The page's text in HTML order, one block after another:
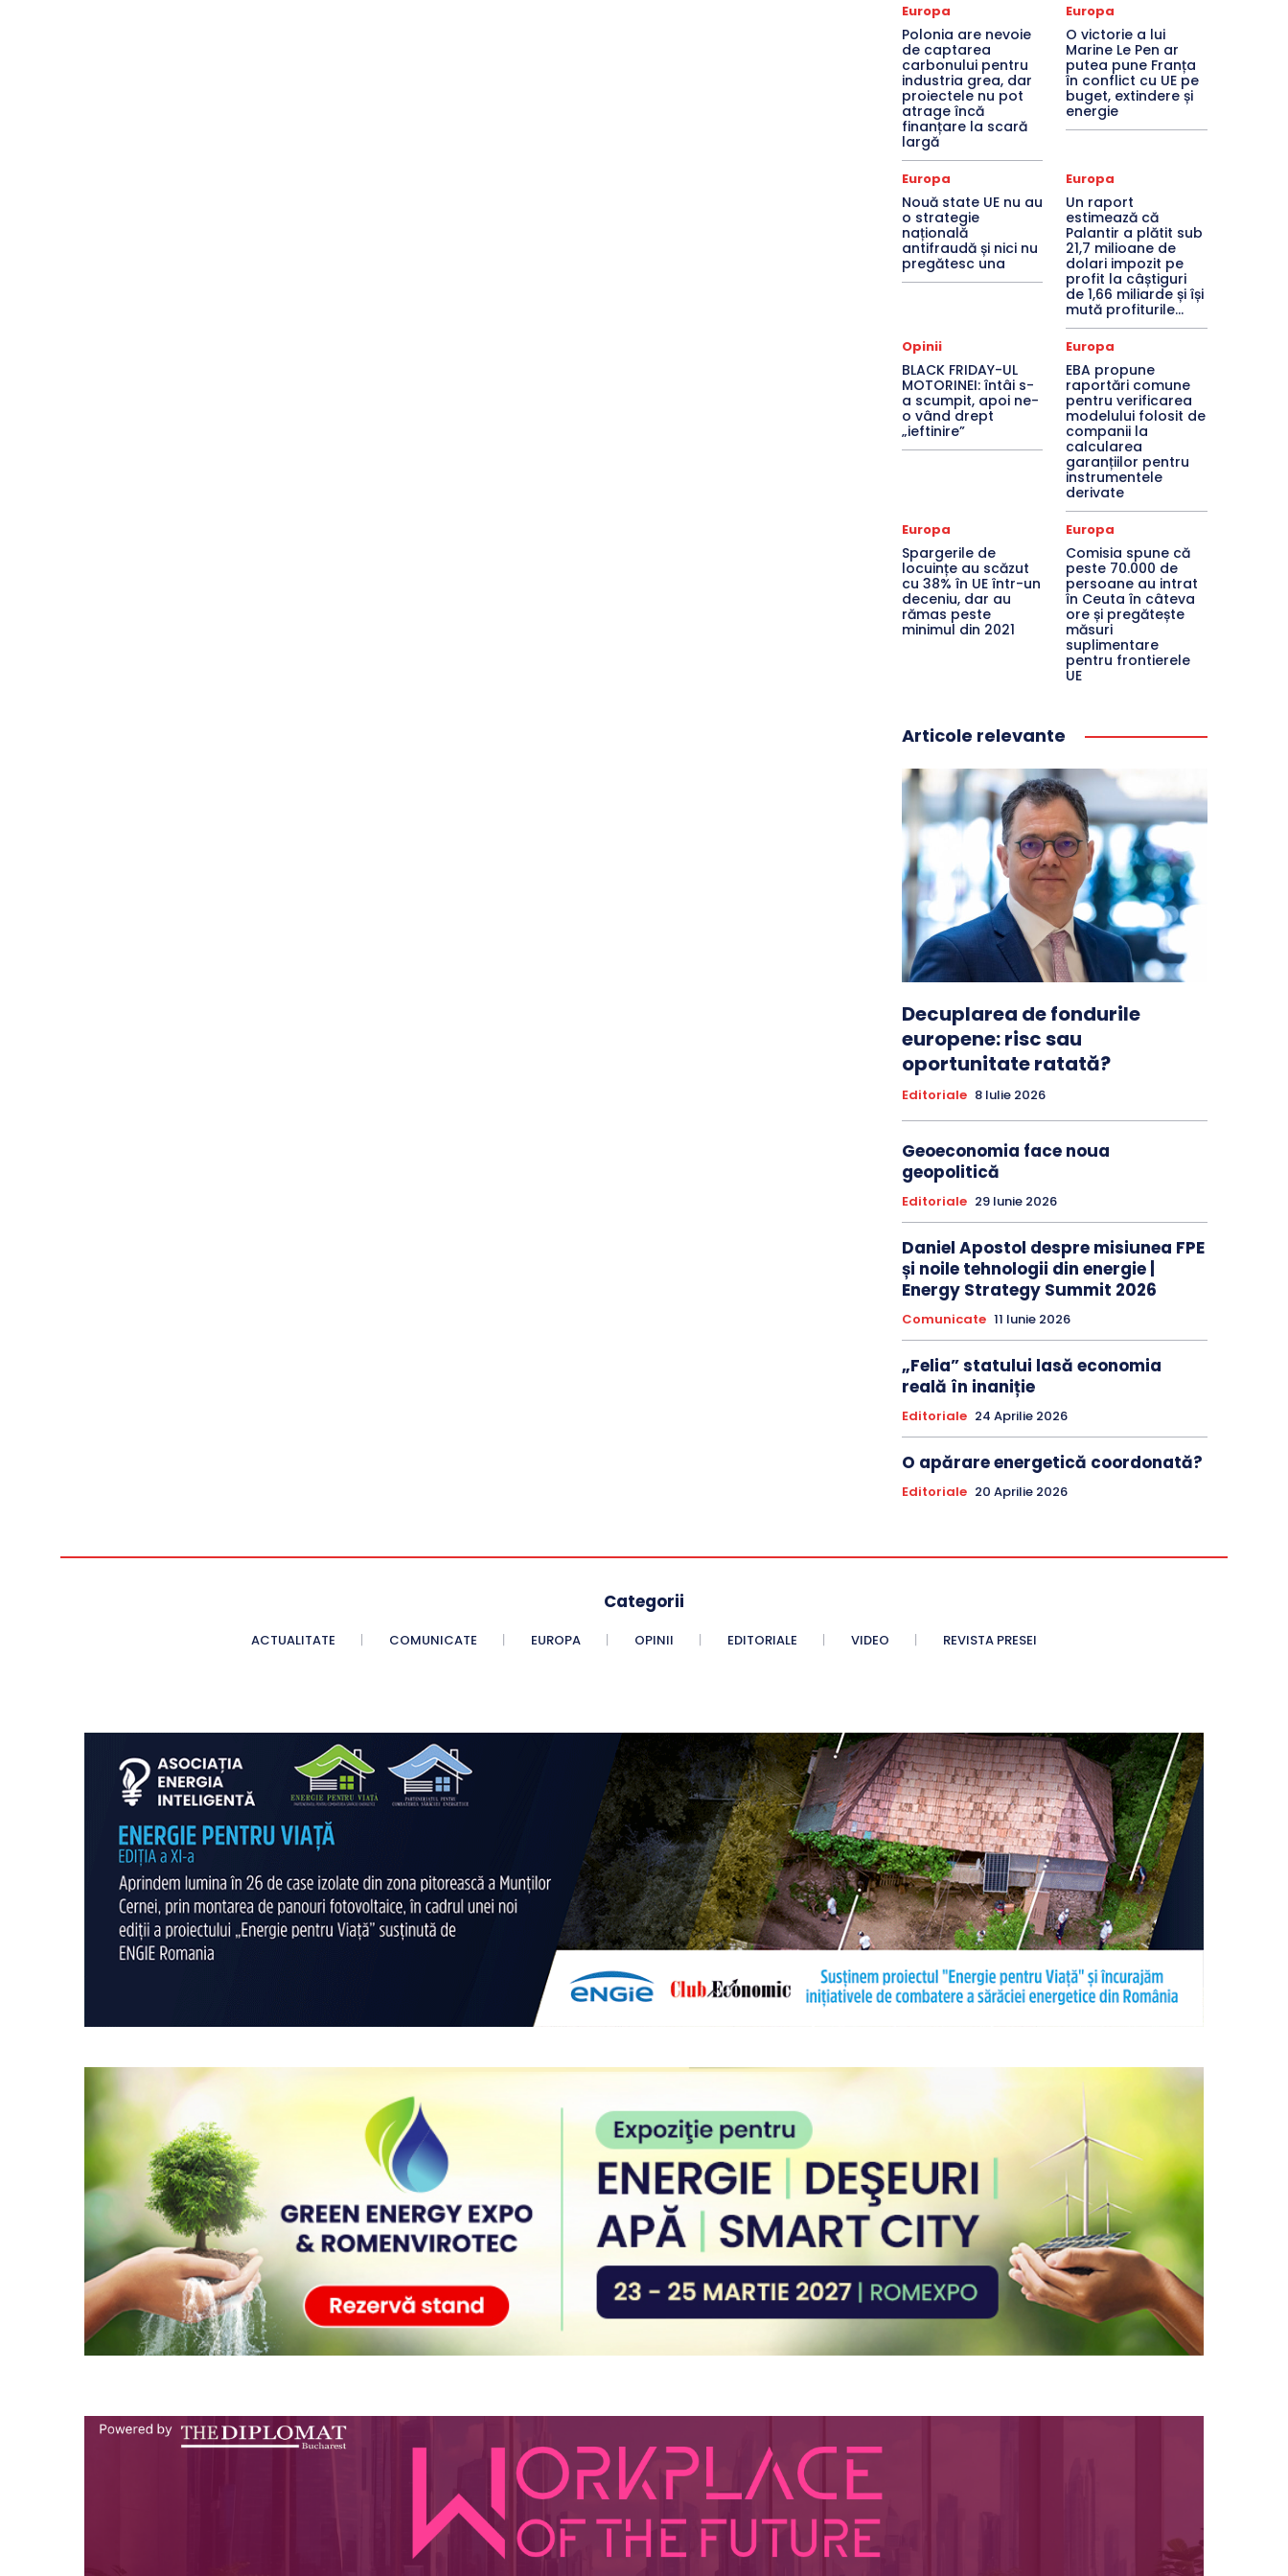
Europa
Polonia are nevoie
de captarea
carbonului pentru
industria grea, dar
proiectele nu pot
atrage încă
finanțare la scară
largă
Europa
O victorie a lui
Marine Le Pen ar
putea pune Franța
în conflict cu UE pe
buget, extindere și
energie
Europa
Nouă state UE nu au
o strategie
națională
antifraudă și nici nu
pregătesc una
Europa
Un raport
estimează că
Palantir a plătit sub
21,7 milioane de
dolari impozit pe
profit la câștiguri
de 1,66 miliarde și își
mută profiturile...
Opinii
BLACK FRIDAY-UL
MOTORINEI: întâi s-
a scumpit, apoi ne-
o vând drept
„ieftinire”
Europa
EBA propune
raportări comune
pentru verificarea
modelului folosit de
companii la
calcularea
garanțiilor pentru
instrumentele
derivate
Europa
Spargerile de
locuințe au scăzut
cu 38% în UE într-un
deceniu, dar au
rămas peste
minimul din 2021
Europa
Comisia spune că
peste 70.000 de
persoane au intrat
în Ceuta în câteva
ore și pregătește
măsuri
suplimentare
pentru frontierele
UE
Articole relevante
Decuplarea de fondurile
europene: risc sau
oportunitate ratată?
Editoriale 8 Iulie 2026
Geoeconomia face noua
geopolitică
Editoriale 29 Iunie 2026
Daniel Apostol despre misiunea FPE
și noile tehnologii din energie |
Energy Strategy Summit 2026
Comunicate 11 Iunie 2026
„Felia” statului lasă economia
reală în inaniție
Editoriale 24 Aprilie 2026
O apărare energetică coordonată?
Editoriale 20 Aprilie 2026
Categorii
ACTUALITATE COMUNICATE EUROPA OPINII EDITORIALE VIDEO REVISTA PRESEI